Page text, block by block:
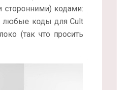
кодами:
любые коды для Cult
(так что просить